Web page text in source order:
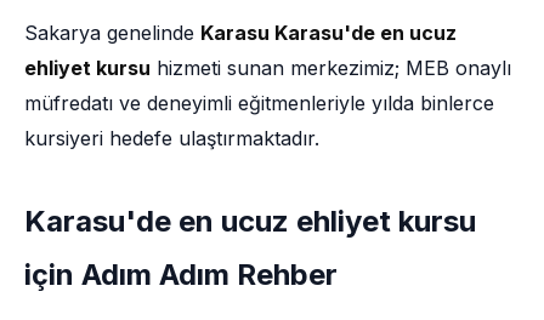
Sakarya genelinde Karasu Karasu'de en ucuz
ehliyet kursu hizmeti sunan merkezimiz; MEB onaylı
müfredatı ve deneyimli eğitmenleriyle yılda binlerce
kursiyeri hedefe ulaştırmaktadır.
Karasu'de en ucuz ehliyet kursu
için Adım Adım Rehber